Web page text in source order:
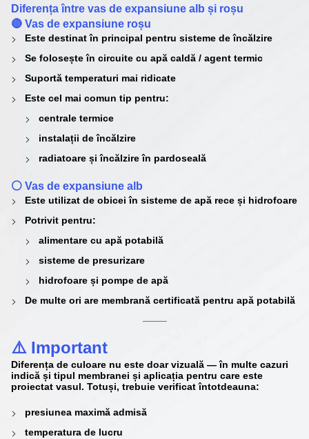
Diferența între vas de expansiune alb și roșu
🔴 Vas de expansiune roșu
Este destinat în principal pentru sisteme de încălzire
Se folosește în circuite cu apă caldă / agent termic
Suportă temperaturi mai ridicate
Este cel mai comun tip pentru:
centrale termice
instalații de încălzire
radiatoare și încălzire în pardoseală
⚪ Vas de expansiune alb
Este utilizat de obicei în sisteme de apă rece și hidrofoare
Potrivit pentru:
alimentare cu apă potabilă
sisteme de presurizare
hidrofoare și pompe de apă
De multe ori are membrană certificată pentru apă potabilă
⚠️ Important
Diferența de culoare nu este doar vizuală — în multe cazuri
indică și tipul membranei și aplicația pentru care este
proiectat vasul. Totuși, trebuie verificat întotdeauna:
presiunea maximă admisă
temperatura de lucru